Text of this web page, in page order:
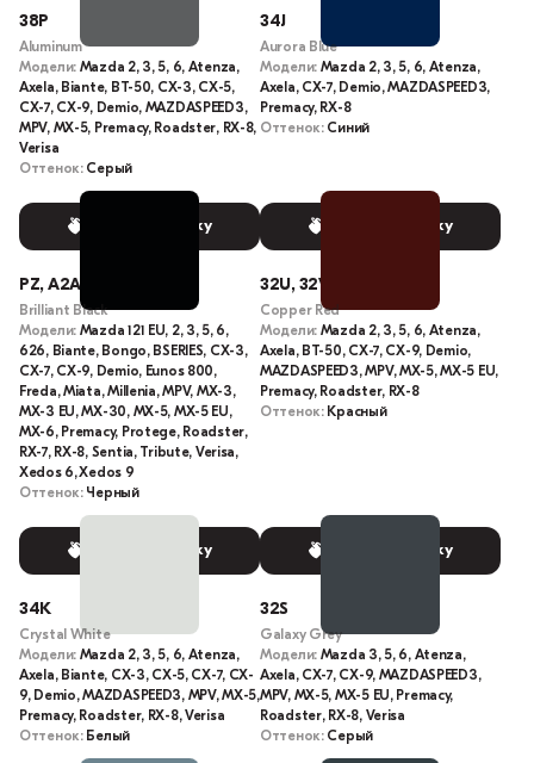
38P
Aluminum
Модели: Mazda 2, 3, 5, 6, Atenza,
Axela, Biante, BT-50, CX-3, CX-5,
CX-7, CX-9, Demio, MAZDASPEED3,
MPV, MX-5, Premacy, Roadster, RX-8,
Verisa
Оттенок: Серый
Выбрать краску
34J
Aurora Blue
Модели: Mazda 2, 3, 5, 6, Atenza,
Axela, CX-7, Demio, MAZDASPEED3,
Premacy, RX-8
Оттенок: Синий
Выбрать краску
PZ, A2A, A3F, PX
Brilliant Black
Модели: Mazda 121 EU, 2, 3, 5, 6,
626, Biante, Bongo, BSERIES, CX-3,
CX-7, CX-9, Demio, Eunos 800,
Freda, Miata, Millenia, MPV, MX-3,
MX-3 EU, MX-30, MX-5, MX-5 EU,
MX-6, Premacy, Protege, Roadster,
RX-7, RX-8, Sentia, Tribute, Verisa,
Xedos 6, Xedos 9
Оттенок: Черный
Выбрать краску
32U, 32V
Copper Red
Модели: Mazda 2, 3, 5, 6, Atenza,
Axela, BT-50, CX-7, CX-9, Demio,
MAZDASPEED3, MPV, MX-5, MX-5 EU,
Premacy, Roadster, RX-8
Оттенок: Красный
Выбрать краску
34K
Crystal White
Модели: Mazda 2, 3, 5, 6, Atenza,
Axela, Biante, CX-3, CX-5, CX-7, CX-
9, Demio, MAZDASPEED3, MPV, MX-5,
Premacy, Roadster, RX-8, Verisa
Оттенок: Белый
32S
Galaxy Grey
Модели: Mazda 3, 5, 6, Atenza,
Axela, CX-7, CX-9, MAZDASPEED3,
MPV, MX-5, MX-5 EU, Premacy,
Roadster, RX-8, Verisa
Оттенок: Серый